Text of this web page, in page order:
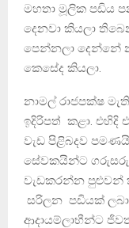
මහතා මූලික පඩිය
දෙනවා කියලා
පෙන්නලා දෙන්නේ
කෙසේද කියලා.
නාමල් රාජපක්ෂ
ඉදිරිපත් කළා.
වැඩ පිළිබදව
සේවකයින්ට
වැඩකරන්න පුළුවන්
සරිලන පඩියක්
ආදායම්ලාභීන්ට